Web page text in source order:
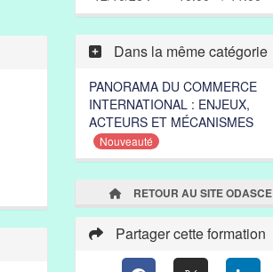
Dans la même catégorie
PANORAMA DU COMMERCE
INTERNATIONAL : ENJEUX,
ACTEURS ET MÉCANISMES
Nouveauté
RETOUR AU SITE ODASCE
Partager cette formation